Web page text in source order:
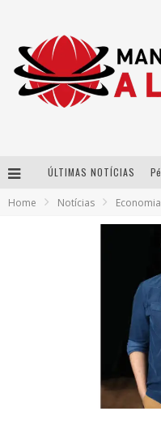
ÚLTIMAS NOTÍCIAS
Home Notícias Economia